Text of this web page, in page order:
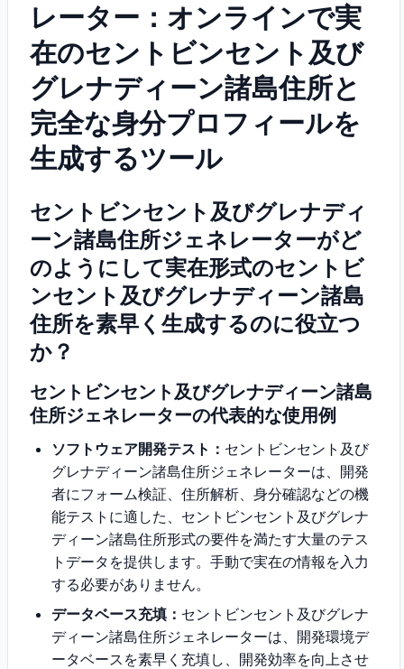
レーター：オンラインで実
在のセントビンセント及び
グレナディーン諸島住所と
完全な身分プロフィールを
生成するツール
セントビンセント及びグレナディ
ーン諸島住所ジェネレーターがど
のようにして実在形式のセントビ
ンセント及びグレナディーン諸島
住所を素早く生成するのに役立つ
か？
セントビンセント及びグレナディーン諸島
住所ジェネレーターの代表的な使用例
ソフトウェア開発テスト： セントビンセント及び
グレナディーン諸島住所ジェネレーターは、開発
者にフォーム検証、住所解析、身分確認などの機
能テストに適した、セントビンセント及びグレナ
ディーン諸島住所形式の要件を満たす大量のテス
トデータを提供します。手動で実在の情報を入力
する必要がありません。
データベース充填： セントビンセント及びグレナ
ディーン諸島住所ジェネレーターは、開発環境デ
ータベースを素早く充填し、開発効率を向上させ